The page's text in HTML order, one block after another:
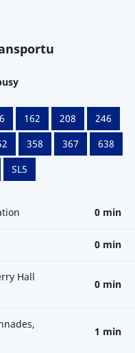
162 208
246
358 367
638
SL5
0 min
0 min
Hall
0 min
1 min